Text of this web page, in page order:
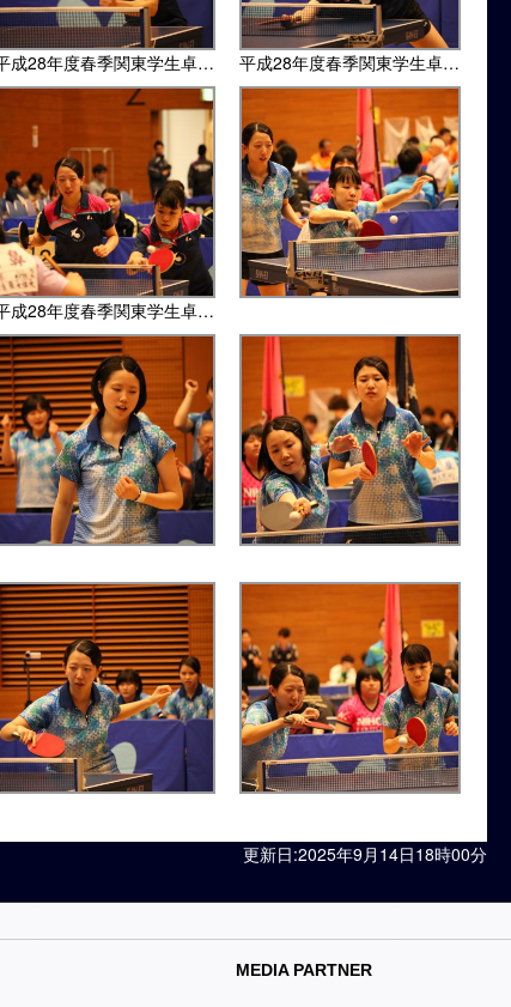
平成28年度春季関東学生卓球リーグ・東女体大戦 平成28年度春季関東学生卓球リーグ・東女体大戦
平成28年度春季関東学生卓球リーグ・東女体大戦
更新日:2025年9月14日18時00分
MEDIA PARTNER